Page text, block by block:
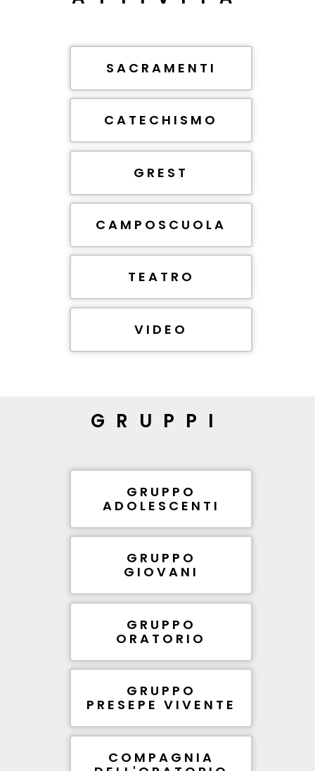
SACRAMENTI
CATECHISMO
GREST
CAMPOSCUOLA
TEATRO
VIDEO
GRUPPI
GRUPPO
ADOLESCENTI
GRUPPO
GIOVANI
GRUPPO
ORATORIO
GRUPPO
PRESEPE VIVENTE
COMPAGNIA